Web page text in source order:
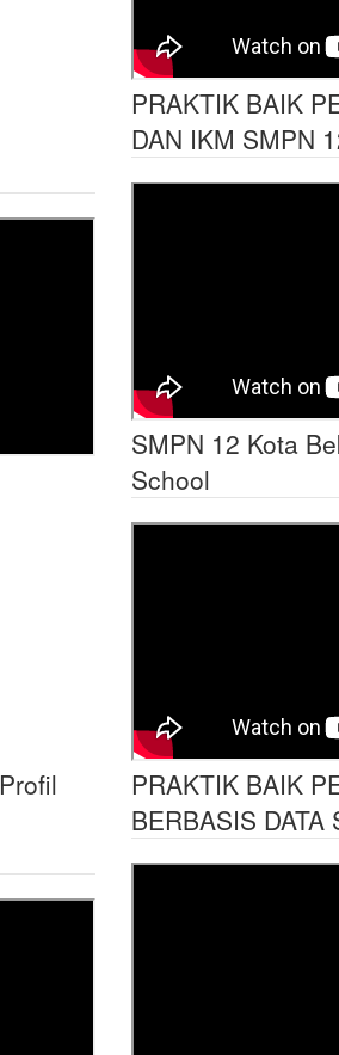
PRAKTIK BAIK
DAN IKM SMPN
SMPN 12 Kota
School
PRAKTIK BAIK
BERBASIS DATA